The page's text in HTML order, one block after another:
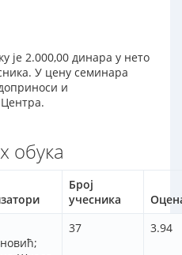
је 2.000,00 динара у нето
У цену семинара
и
обука
Број
учесника
37 3.94